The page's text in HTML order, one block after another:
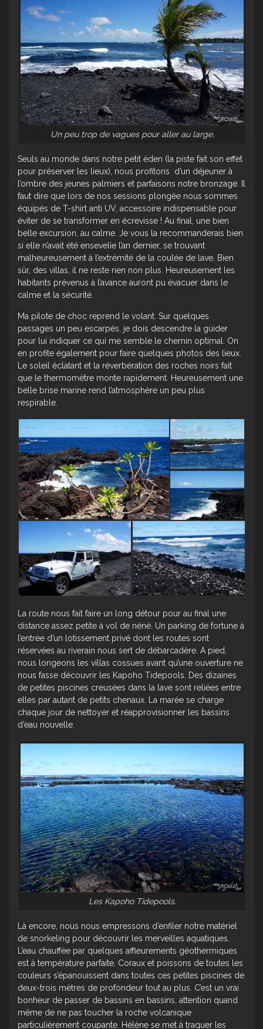
Un peu trop de vagues pour aller au large.
Seuls au monde dans notre petit éden (la piste fait son effet
pour préserver les lieux), nous profitons d’un déjeuner à
l’ombre des jeunes palmiers et parfaisons notre bronzage. Il
faut dire que lors de nos sessions plongée nous sommes
équipés de T-shirt anti UV, accessoire indispensable pour
éviter de se transformer en écrevisse ! Au final, une bien
belle excursion, au calme. Je vous la recommanderais bien
si elle n’avait été ensevelie l’an dernier, se trouvant
malheureusement à l’extrémité de la coulée de lave. Bien
sûr, des villas, il ne reste rien non plus. Heureusement les
habitants prévenus à l’avance auront pu évacuer dans le
calme et la sécurité.
Ma pilote de choc reprend le volant. Sur quelques
passages un peu escarpés, je dois descendre la guider
pour lui indiquer ce qui me semble le chemin optimal. On
en profite également pour faire quelques photos des lieux.
Le soleil éclatant et la réverbération des roches noirs fait
que le thermomètre monte rapidement. Heureusement une
belle brise marine rend l’atmosphère un peu plus
respirable.
La route nous fait faire un long détour pour au final une
distance assez petite à vol de néné. Un parking de fortune à
l’entrée d’un lotissement privé dont les routes sont
réservées au riverain nous sert de débarcadère. A pied,
nous longeons les villas cossues avant qu’une ouverture ne
nous fasse découvrir les Kapoho Tidepools. Des dizaines
de petites piscines creusées dans la lave sont reliées entre
elles par autant de petits chenaux. La marée se charge
chaque jour de nettoyer et réapprovisionner les bassins
d’eau nouvelle.
Les Kapoho Tidepools.
Là encore, nous nous empressons d’enfiler notre matériel
de snorkeling pour découvrir les merveilles aquatiques.
L’eau chauffée par quelques affleurements géothermiques
est à température parfaite. Coraux et poissons de toutes les
couleurs s’épanouissent dans toutes ces petites piscines de
deux-trois mètres de profondeur tout au plus. C’est un vrai
bonheur de passer de bassins en bassins, attention quand
même de ne pas toucher la roche volcanique
particulièrement coupante. Hélène se met à traquer les